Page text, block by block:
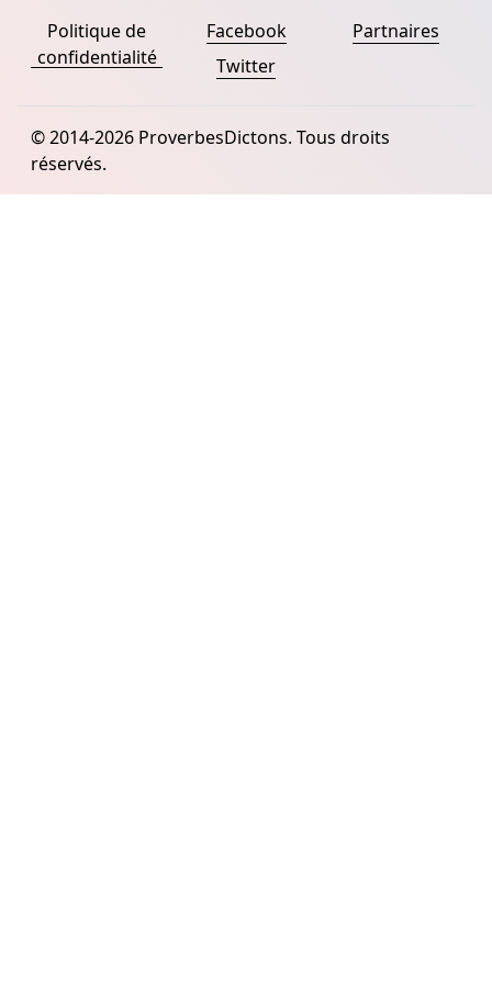
Politique de
confidentialité
Facebook
Twitter
Partnaires
© 2014-2026 ProverbesDictons. Tous droits
réservés.